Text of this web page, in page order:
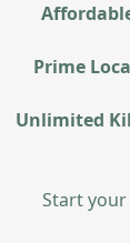
Prime
Unlimited
Start your